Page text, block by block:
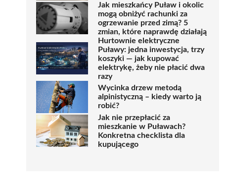
Jak mieszkańcy Puław i okolic
mogą obniżyć rachunki za
ogrzewanie przed zimą? 5
zmian, które naprawdę działają
Hurtownie elektryczne
Puławy: jedna inwestycja, trzy
koszyki — jak kupować
elektrykę, żeby nie płacić dwa
razy
Wycinka drzew metodą
alpinistyczną – kiedy warto ją
robić?
Jak nie przepłacić za
mieszkanie w Puławach?
Konkretna checklista dla
kupującego